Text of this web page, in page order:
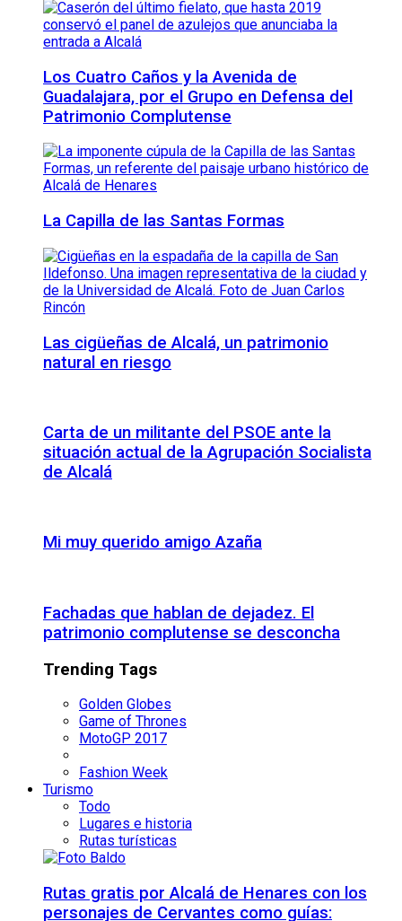
Los Cuatro Caños y la Avenida de
Guadalajara, por el Grupo en Defensa del
Patrimonio Complutense
La Capilla de las Santas Formas
Las cigüeñas de Alcalá, un patrimonio
natural en riesgo
Carta de un militante del PSOE ante la
situación actual de la Agrupación Socialista
de Alcalá
Mi muy querido amigo Azaña
Fachadas que hablan de dejadez. El
patrimonio complutense se desconcha
Trending Tags
Golden Globes
Game of Thrones
MotoGP 2017
Fashion Week
Turismo
Todo
Lugares e historia
Rutas turísticas
Rutas gratis por Alcalá de Henares con los
personajes de Cervantes como guías: